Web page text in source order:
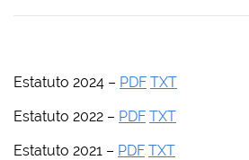
Estatuto 2024 – PDF TXT
Estatuto 2022 – PDF TXT
Estatuto 2021 – PDF TXT